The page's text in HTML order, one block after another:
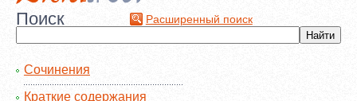
Поиск Расширенный поиск
Сочинения
Краткие содержания